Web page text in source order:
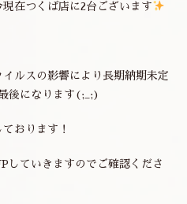
在つくば店に2台ございます
ルスの影響により長期納期未定
後になります(;_;)
おります！
していきますのでご確認くださ